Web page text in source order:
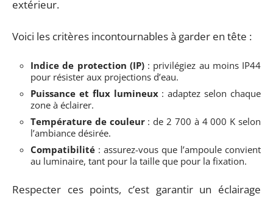
extérieur.
Voici les critères incontournables à garder en tête :
Indice de protection (IP): privilégiez au moins IP44
pour résister aux projections d’eau.
Puissance et flux lumineux: adaptez selon chaque
zone à éclairer.
Température de couleur: de 2 700 à 4 000 K selon
l’ambiance désirée.
Compatibilité : assurez-vous que l’ampoule convient
au luminaire, tant pour la taille que pour la fixation.
Respecter ces points, c’est garantir un éclairage